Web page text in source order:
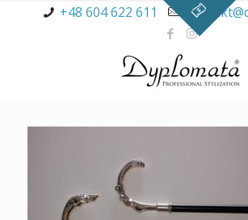
+48 604 622 611